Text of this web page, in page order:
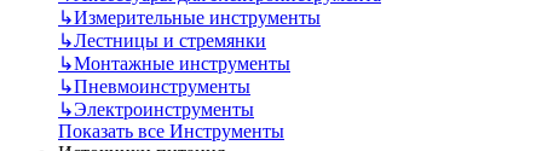
↳Измерительные инструменты
↳Лестницы и стремянки
↳Монтажные инструменты
↳Пневмоинструменты
↳Электроинструменты
Показать все Инструменты